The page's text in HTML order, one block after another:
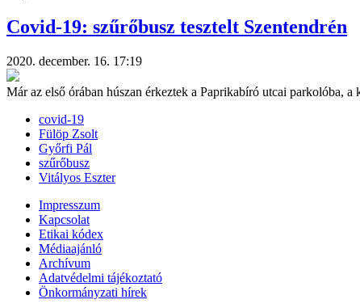
Covid-19: szűrőbusz tesztelt Szentendrén
2020. december. 16. 17:19
Már az első órában húszan érkeztek a Paprikabíró utcai parkolóba,
covid-19
Fülöp Zsolt
Győrfi Pál
szűrőbusz
Vitályos Eszter
Impresszum
Kapcsolat
Etikai kódex
Médiaajánló
Archívum
Adatvédelmi tájékoztató
Önkormányzati hírek